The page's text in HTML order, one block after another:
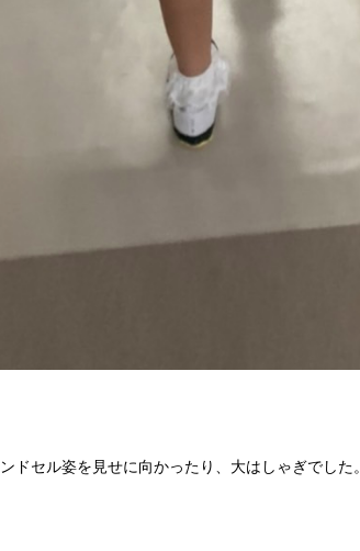
ドセル姿を見せに向かったり、大はしゃぎでした。